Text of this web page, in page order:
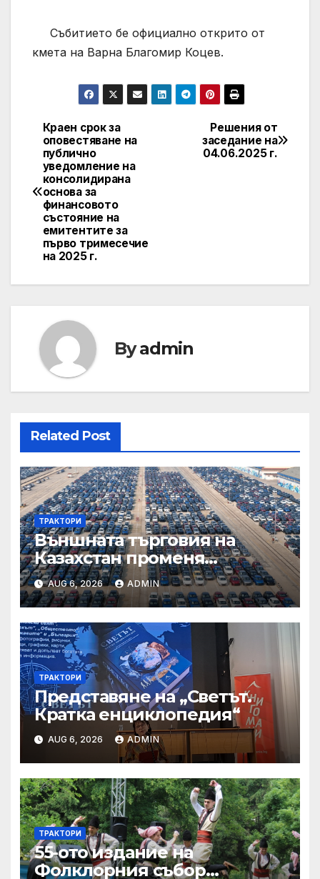
Събитието бе официално открито от
кмета на Варна Благомир Коцев.
Post
navigation
Решения от
заседание на
04.06.2025 г.
Краен срок за
оповестяване на
публично
уведомление на
консолидирана
основа за
финансовото
състояние на
емитентите за
първо тримесечие
на 2025 г.
Byadmin
Related Post
ТРАКТОРИ
Външната търговия на
Казахстан променя
структурата си – шест
тенденции
AUG 6, 2026 ADMIN
ТРАКТОРИ
Представяне на „Светът.
Кратка енциклопедия“
AUG 6, 2026 ADMIN
ТРАКТОРИ
55-ото издание на
Фолклорния събор